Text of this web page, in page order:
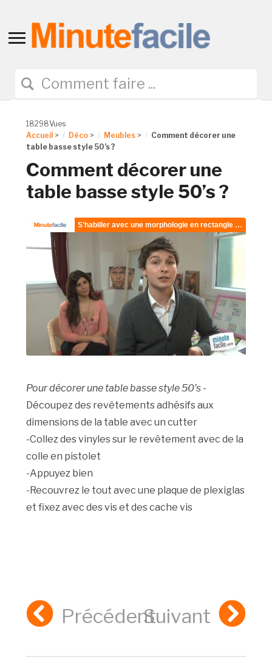
Toggle
navigation
18298Vues
Accueil > Déco > Meubles >
Comment décorer une
table basse style 50’s ?
Comment décorer une
table basse style 50’s ?
Pour décorer une table basse style 50’s -
Découpez des revêtements adhésifs aux
dimensions de la table avec un cutter
-Collez des vinyles sur le revêtement avec de la
colle en pistolet
-Appuyez bien
-Recouvrez le tout avec une plaque de plexiglas
et fixez avec des vis et des cache vis
PrécédentSuivant